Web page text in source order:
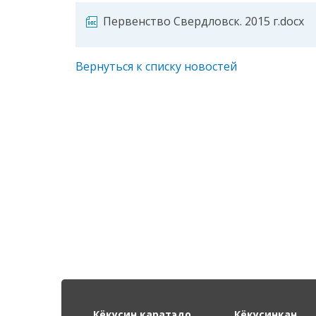
Первенство Свердловск. 2015 г.docx
Вернуться к списку новостей